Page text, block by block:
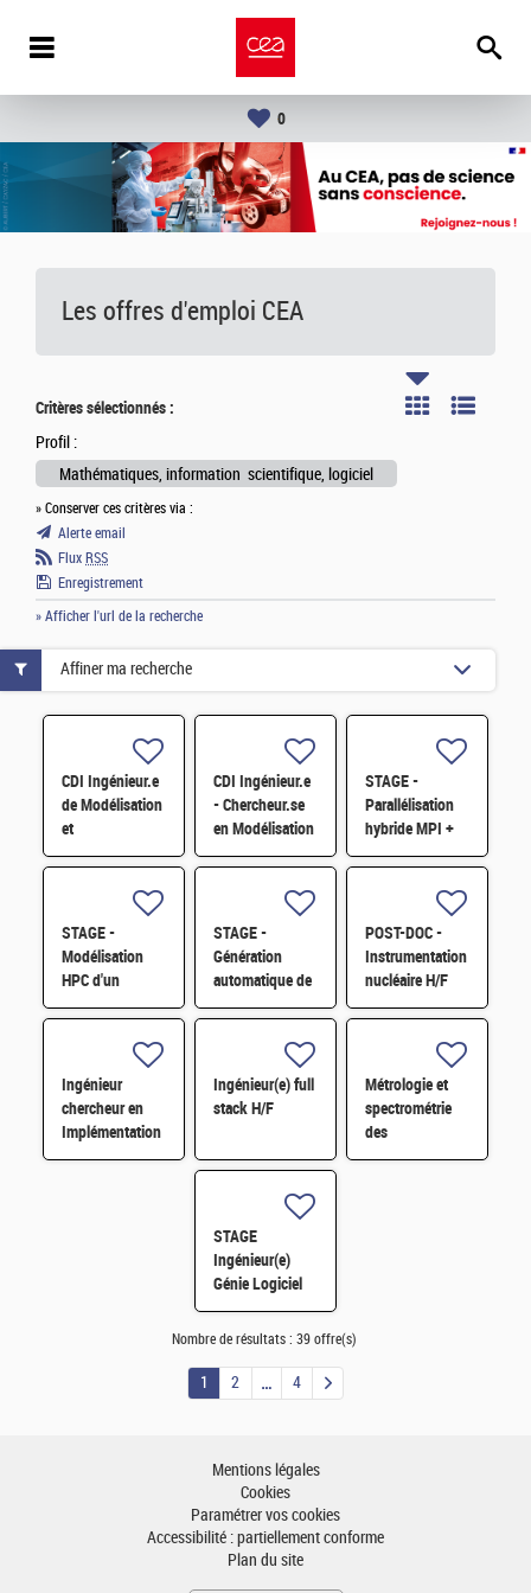
0
Les offres d'emploi CEA
Critères sélectionnés :
Profil :
Mathématiques, information scientifique, logiciel
» Conserver ces critères via :
Alerte email
Flux RSS
Enregistrement
» Afficher l'url de la recherche
CDI Ingénieur.e
de Modélisation
et
Développement
Physique du
cycle/neutronique
H/F
CDI Ingénieur.e
- Chercheur.se
en Modélisation
Diphasique et
Numériques H/F
STAGE -
Parallélisation
hybride MPI +
GPU d'un
éléments finis
STAGE -
Modélisation
HPC d'un
assemblage
type RJH et
benchmark H/F
STAGE -
Génération
automatique de
microstructures
POST-DOC -
Instrumentation
nucléaire H/F
Ingénieur
chercheur en
Implémentation
Physique
Ingénieur(e) full
stack H/F
Métrologie et
spectrométrie
des
rayonnements X
STAGE
Ingénieur(e)
Génie Logiciel
Interfaces
Innovantes H/F
Affiner ma recherche
Nombre de résultats : 39 offre(s)
1 2 4
Mentions légales
Cookies
Paramétrer vos cookies
Accessibilité : partiellement conforme
Plan du site